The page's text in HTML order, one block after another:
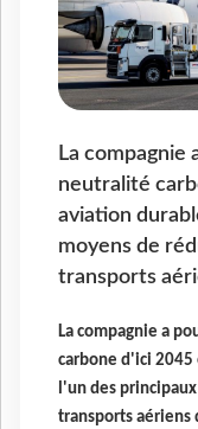
La compagnie
neutralité
aviation
moyens de
transports
La compagnie a
carbone d'ici
l'un des
transports aériens